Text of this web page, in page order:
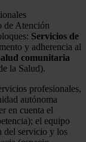
de Atención
Servicios de
y adherencia al
comunitaria
la Salud).
profesionales,
autónoma
en cuenta el
el equipo
del servicio y los